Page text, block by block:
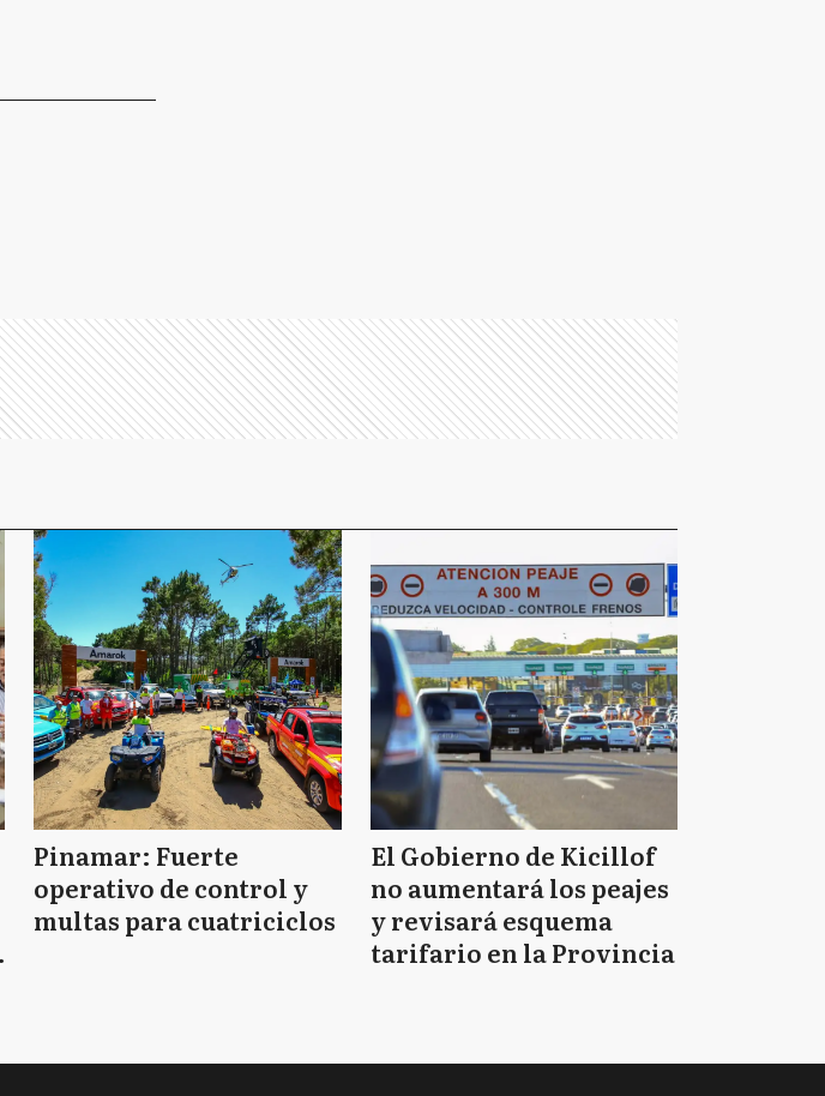
Pinamar: Fuerte
operativo de control y
multas para cuatriciclos
El Gobierno de Kicillof
no aumentará los peajes
y revisará esquema
tarifario en la Provincia